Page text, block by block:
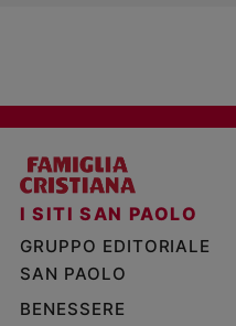
I SITI SAN PAOLO
GRUPPO EDITORIALE
SAN PAOLO
BENESSERE